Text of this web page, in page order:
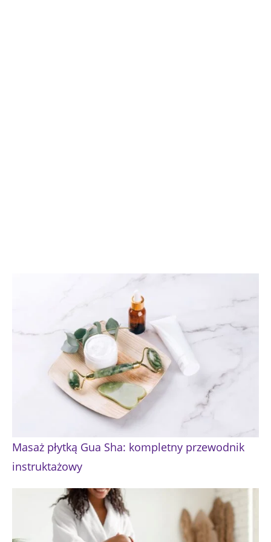
Masaż płytką Gua Sha: kompletny przewodnik
instruktażowy